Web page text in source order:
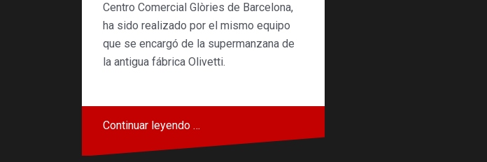
Centro Comercial Glòries de Barcelona,
ha sido realizado por el mismo equipo
que se encargó de la supermanzana de
la antigua fábrica Olivetti.
Continuar leyendo …